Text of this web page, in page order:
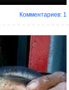
Комментариев: 1